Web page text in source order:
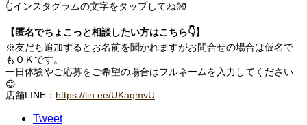
👆インスタグラムの文字をタップしてね👐
【匿名でちょこっと相談したい方はこちら👇】
※友だち追加するとお名前を聞かれますがお問合せの場合は仮名で
もＯＫです。
一日体験やご応募をご希望の場合はフルネームを入力してください
😊
店舗LINE： https://lin.ee/UKaqmvU
Tweet